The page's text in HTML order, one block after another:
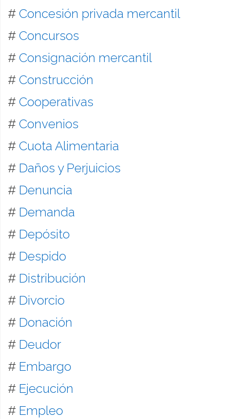
# Concesión privada mercantil
# Concursos
# Consignación mercantil
# Construcción
# Cooperativas
# Convenios
# Cuota Alimentaria
# Daños y Perjuicios
# Denuncia
# Demanda
# Depósito
# Despido
# Distribución
# Divorcio
# Donación
# Deudor
# Embargo
# Ejecución
# Empleo